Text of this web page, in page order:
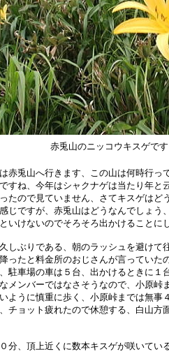
赤兎山のニッコウキスゲです
赤兎山へ行きます、この山は何時行っ
すね、今年はシャクナゲは当たり年と
たので見ていません、さてキスゲはど
じですが、赤兎山はどうなんでしょう
いけないのでそろそろ出かけることにし
しぶりである、朝のラッシュを避けて
ったと料金所のおじさんが言っていた
駐車場の車は５台、出かけるときに
メンバーではなさそうなので、小原峠
ように慎重に歩く、小原峠までは無事
チョット疲れたので休憩する、白山方
分、頂上近くに数本キスゲが咲いてい